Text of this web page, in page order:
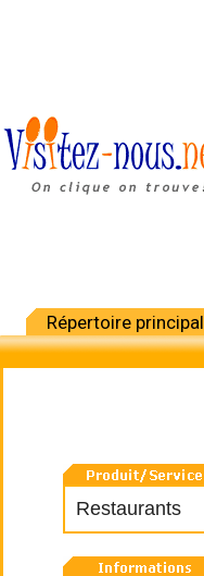
Répertoire principal
Restaurants